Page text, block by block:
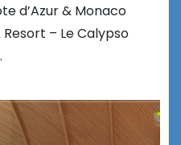
d’Azur & Monaco
– Le Calypso